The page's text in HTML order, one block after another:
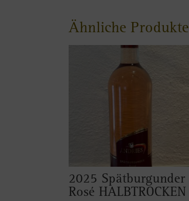
Ähnliche Produkte
2025 Spätburgunder
Rosé HALBTROCKEN